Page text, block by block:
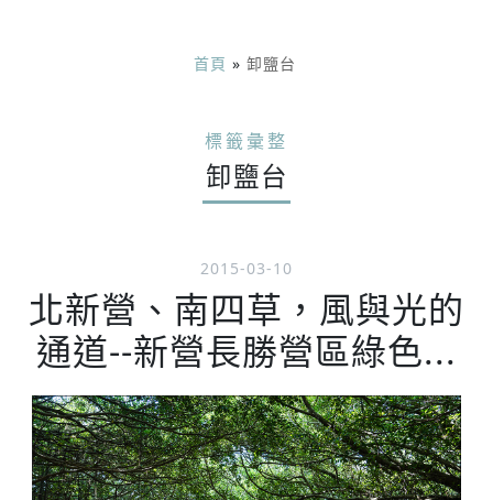
首頁 » 卸鹽台
標籤彙整
卸鹽台
2015-03-10
北新營、南四草，風與光的
通道--新營長勝營區綠色...